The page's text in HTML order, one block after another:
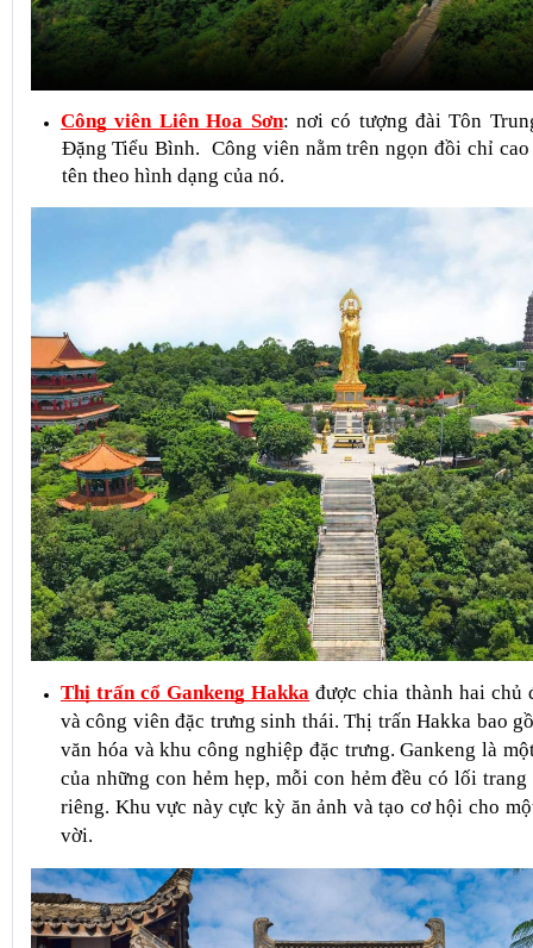
Công viên Liên Hoa Sơn
: nơi có tượng đài Tôn
Đặng Tiểu Bình.  Công viên nằm trên ngọn đồi chỉ
tên theo hình dạng của nó.
Thị trấn cổ Gankeng Hakka
được chia thành hai chủ
và công viên đặc trưng sinh thái. Thị trấn Hakka bao
văn hóa và khu công nghiệp đặc trưng. Gankeng là
của những con hẻm hẹp, mỗi con hẻm đều có lối
vời.